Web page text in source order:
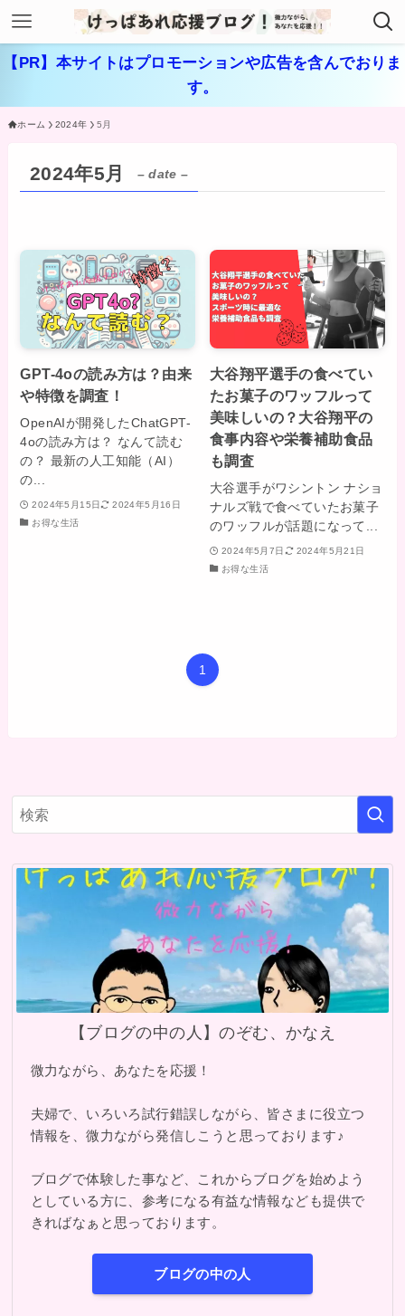
【PR】本サイトはプロモーションや広告を含んでおりま
す。
ホーム 2024年 5月
2024年5月 – date –
GPT-4oの読み方は？由来
や特徴を調査！
OpenAIが開発したChatGPT-
4oの読み方は？ なんて読む
の？ 最新の人工知能（AI）
の...
2024年5月15日
2024年5月16日
お得な生活
大谷翔平選手の食べてい
たお菓子のワッフルって
美味しいの？大谷翔平の
食事内容や栄養補助食品
も調査
大谷選手がワシントン ナショ
ナルズ戦で食べていたお菓子
のワッフルが話題になって...
2024年5月7日
2024年5月21日
お得な生活
1
【ブログの中の人】のぞむ、かなえ
微力ながら、あなたを応援！
夫婦で、いろいろ試行錯誤しながら、皆さまに役立つ
情報を、微力ながら発信しこうと思っております♪
ブログで体験した事など、これからブログを始めよう
としている方に、参考になる有益な情報なども提供で
きればなぁと思っております。
ブログの中の人